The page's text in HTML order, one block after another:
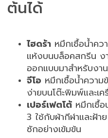
ต้นได้
ไฮดร้า หมึกเชื้อน้ำคว
แห้งบนบล็อคสกรีน ง
ออกแบบมาสำหรับงา
จีโอ หมึกเชื้อน้ำความ
ง่ายบนโต๊ะพิมพ์และเ
เปอร์เฟตโต้ หมึกเชื้อ
3 ใช้กับผ้ากีฬาและฝ้
ซักอย่างเข้มข้น